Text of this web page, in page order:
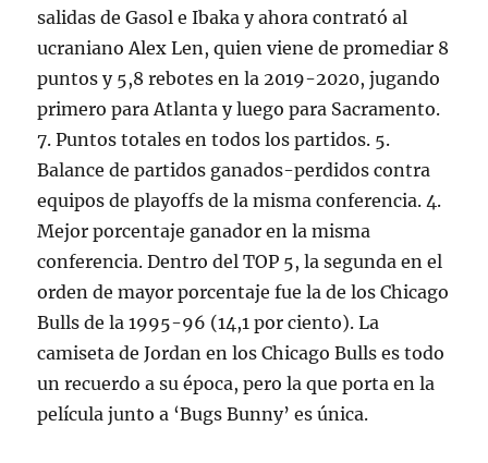
salidas de Gasol e Ibaka y ahora contrató al
ucraniano Alex Len, quien viene de promediar 8
puntos y 5,8 rebotes en la 2019-2020, jugando
primero para Atlanta y luego para Sacramento.
7. Puntos totales en todos los partidos. 5.
Balance de partidos ganados-perdidos contra
equipos de playoffs de la misma conferencia. 4.
Mejor porcentaje ganador en la misma
conferencia. Dentro del TOP 5, la segunda en el
orden de mayor porcentaje fue la de los Chicago
Bulls de la 1995-96 (14,1 por ciento). La
camiseta de Jordan en los Chicago Bulls es todo
un recuerdo a su época, pero la que porta en la
película junto a ‘Bugs Bunny’ es única.